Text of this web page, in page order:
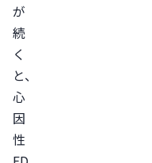
が
続
く
と、
心
因
性